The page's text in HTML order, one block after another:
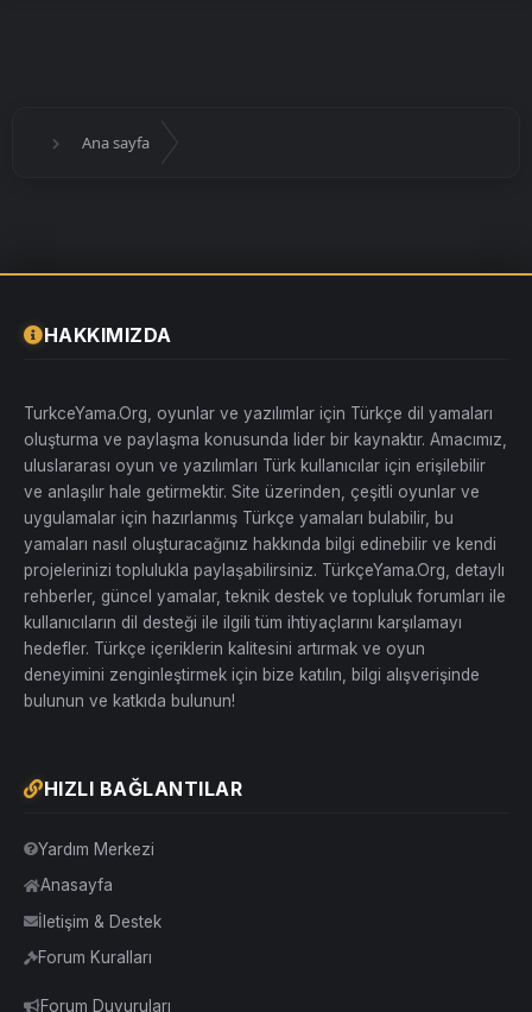
Ana sayfa
HAKKIMIZDA
TurkceYama.Org, oyunlar ve yazılımlar için Türkçe dil yamaları
oluşturma ve paylaşma konusunda lider bir kaynaktır. Amacımız,
uluslararası oyun ve yazılımları Türk kullanıcılar için erişilebilir
ve anlaşılır hale getirmektir. Site üzerinden, çeşitli oyunlar ve
uygulamalar için hazırlanmış Türkçe yamaları bulabilir, bu
yamaları nasıl oluşturacağınız hakkında bilgi edinebilir ve kendi
projelerinizi toplulukla paylaşabilirsiniz. TürkçeYama.Org, detaylı
rehberler, güncel yamalar, teknik destek ve topluluk forumları ile
kullanıcıların dil desteği ile ilgili tüm ihtiyaçlarını karşılamayı
hedefler. Türkçe içeriklerin kalitesini artırmak ve oyun
deneyimini zenginleştirmek için bize katılın, bilgi alışverişinde
bulunun ve katkıda bulunun!
HIZLI BAĞLANTILAR
Yardım Merkezi
Anasayfa
İletişim & Destek
Forum Kuralları
Forum Duyuruları